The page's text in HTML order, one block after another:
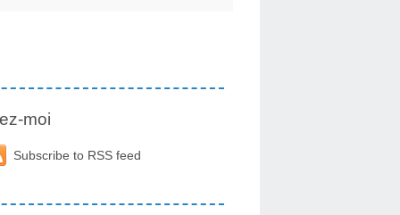
moi
Subscribe to RSS feed